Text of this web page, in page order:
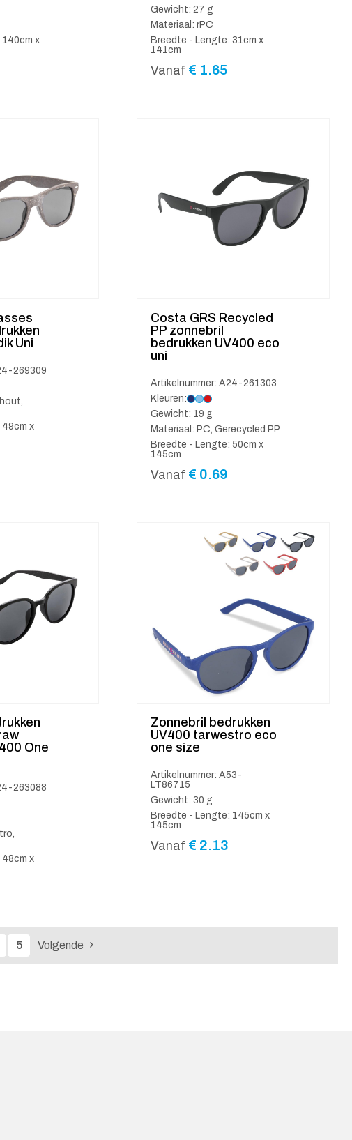
x
Gewicht: 27 g
Materiaal: rPC
Breedte - Lengte: 31cm x
141cm
Vanaf € 1.65
Uni
269309
x
Costa GRS Recycled
PP zonnebril
bedrukken UV400 eco
uni
Artikelnummer: A24-261303
Kleuren:
Gewicht: 19 g
Materiaal: PC, Gerecycled PP
Breedte - Lengte: 50cm x
145cm
Vanaf € 0.69
One
263088
x
Zonnebril bedrukken
UV400 tarwestro eco
one size
Artikelnummer: A53-
LT86715
Gewicht: 30 g
Breedte - Lengte: 145cm x
145cm
Vanaf € 2.13
5 Volgende